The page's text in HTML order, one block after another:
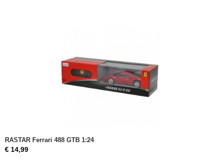
RASTAR Ferrari 488 GTB 1:24
€ 14,99